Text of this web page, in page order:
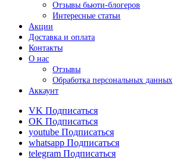
Отзывы бьюти-блогеров
Интересные статьи
Акции
Доставка и оплата
Контакты
О нас
Отзывы
Обработка персональных данных
Аккаунт
VK Подписаться
OK Подписаться
youtube Подписаться
whatsapp Подписаться
telegram Подписаться